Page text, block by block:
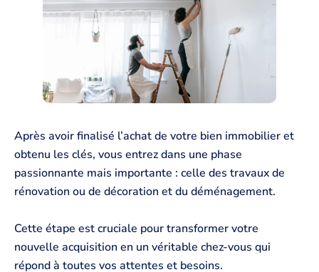
Après avoir finalisé l’achat de votre bien immobilier et
obtenu les clés, vous entrez dans une phase
passionnante mais importante : celle des travaux de
rénovation ou de décoration et du déménagement.
Cette étape est cruciale pour transformer votre
nouvelle acquisition en un véritable chez-vous qui
répond à toutes vos attentes et besoins.